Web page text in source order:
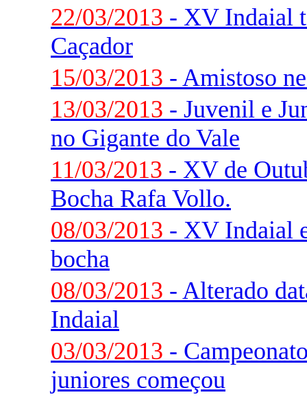
22/03/2013 - XV Indaial
Caçador
15/03/2013 - Amistoso
13/03/2013 - Juvenil e
no Gigante do Vale
11/03/2013 - XV de
Bocha Rafa Vollo.
08/03/2013 - XV Indaial
bocha
08/03/2013 - Alterado
Indaial
03/03/2013 -
juniores começou